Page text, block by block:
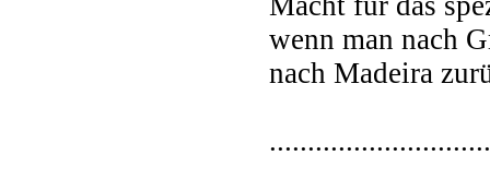
wenn man nach
nach Madeira